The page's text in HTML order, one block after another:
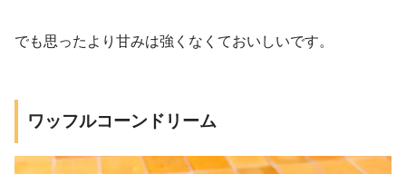
でも思ったより甘みは強くなくておいしいです。
ワッフルコーンドリーム